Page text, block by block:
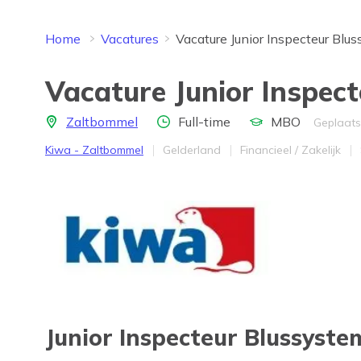
Home Vacatures Vacature Junior Inspecteur
Vacature Junior
LocatieZaltbommel Aantal uren
Full-time Opleidingsniveau
MBO
Bedrijf
Kiwa - Zaltbommel Provincie
Gelderland Werkveld
Financieel / Zakelijk
Junior Inspecteur